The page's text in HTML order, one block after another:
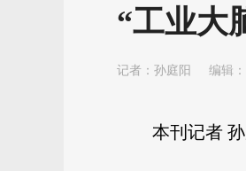
“工业大
记者： 孙庭阳 编辑
本刊记者